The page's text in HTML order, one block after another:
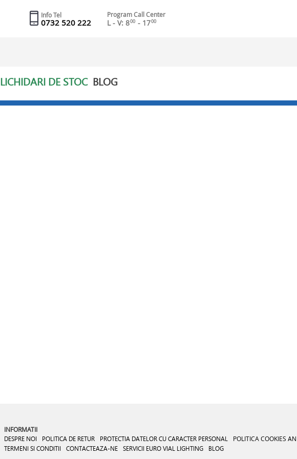
Info Tel
0732 520 222
Program Call Center
L - V: 800 - 1700
LICHIDARI DE STOC BLOG
INFORMATII
DESPRE NOI POLITICA DE RETUR PROTECTIA DATELOR CU CARACTER PERSONAL POLITICA COOKIES
TERMENI SI CONDITII
CONTACTEAZA-NE SERVICII EURO VIAL LIGHTING BLOG